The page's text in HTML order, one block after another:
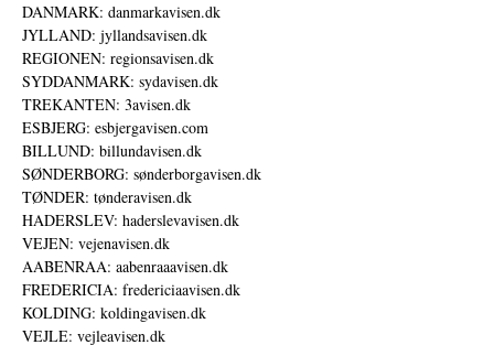
DANMARK: danmarkavisen.dk
JYLLAND: jyllandsavisen.dk
REGIONEN: regionsavisen.dk
SYDDANMARK: sydavisen.dk
TREKANTEN: 3avisen.dk
ESBJERG: esbjergavisen.com
BILLUND: billundavisen.dk
SØNDERBORG: sønderborgavisen.dk
TØNDER: tønderavisen.dk
HADERSLEV: haderslevavisen.dk
VEJEN: vejenavisen.dk
AABENRAA: aabenraaavisen.dk
FREDERICIA: fredericiaavisen.dk
KOLDING: koldingavisen.dk
VEJLE: vejleavisen.dk